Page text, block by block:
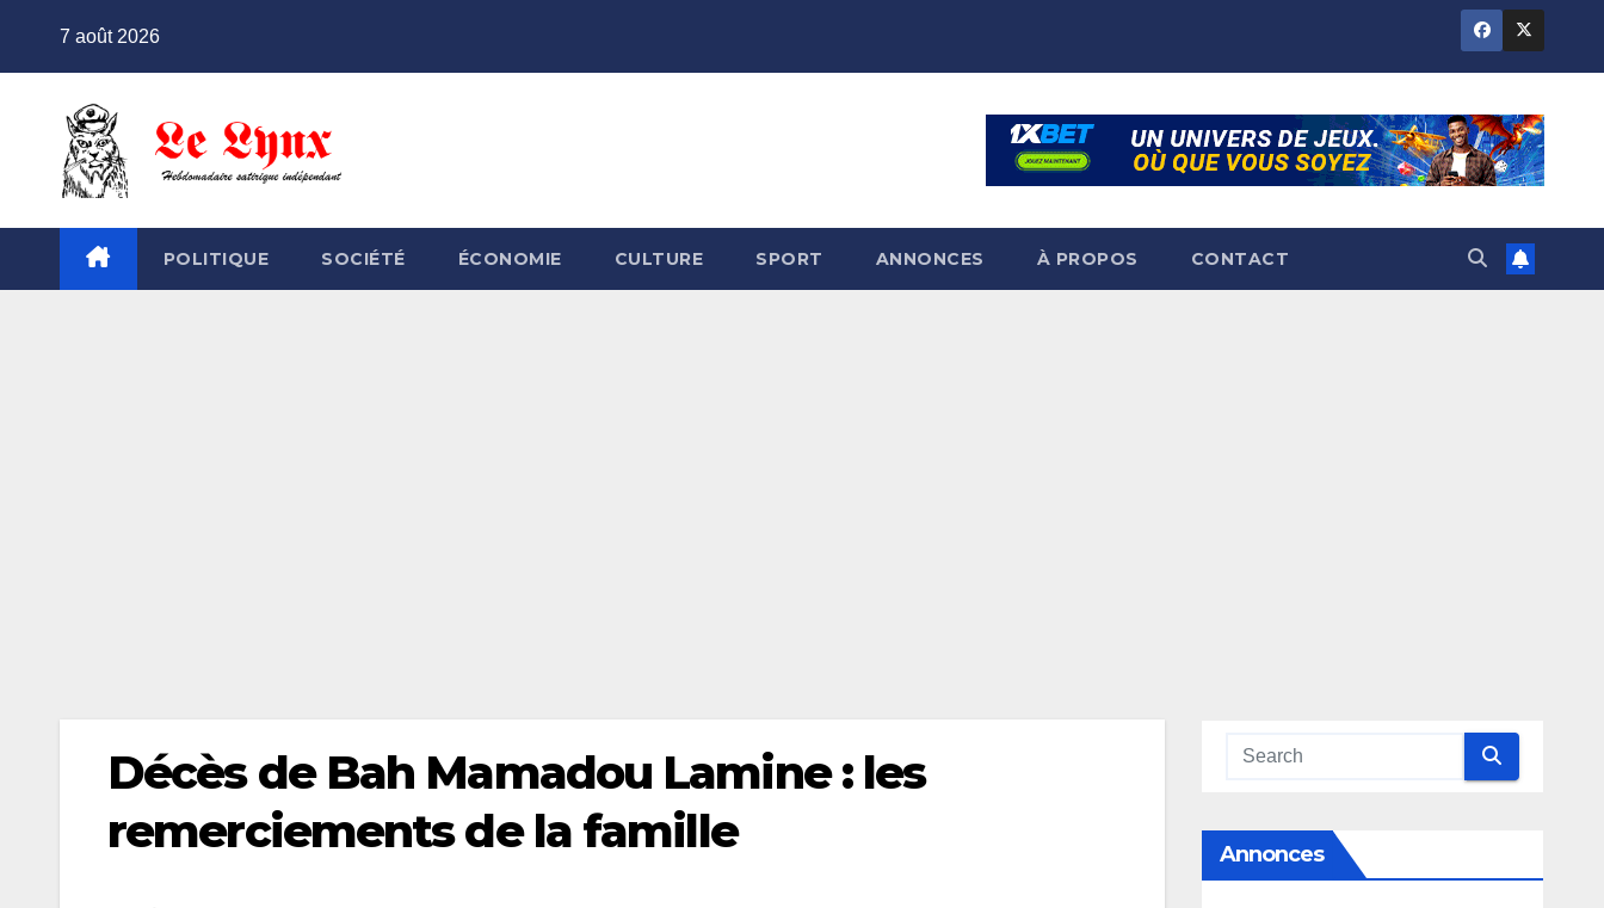
7 août 2026
POLITIQUE SOCIÉTÉ ÉCONOMIE CULTURE SPORT ANNONCES À PROPOS CONTACT
Décès de Bah Mamadou Lamine : les
remerciements de la famille
Annonces